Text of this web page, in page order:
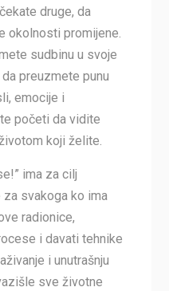
druge, da
okolnosti promijene.
sudbinu u svoje
preuzmete punu
emocije i
početi da vidite
koji želite.
ima za cilj
svakoga ko ima
radionice,
i davati tehnike
i unutrašnju
sve životne